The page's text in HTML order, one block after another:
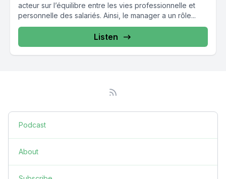
acteur sur l’équilibre entre les vies professionnelle et
personnelle des salariés. Ainsi, le manager a un rôle...
Listen
Podcast
About